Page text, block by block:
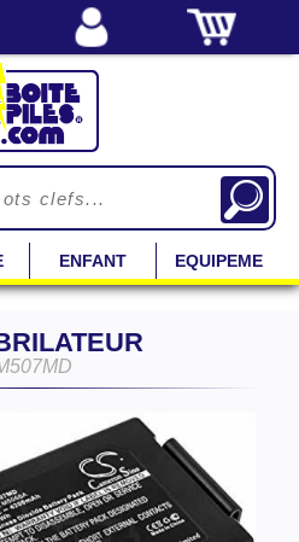
ENFANT EQUIPEMENT